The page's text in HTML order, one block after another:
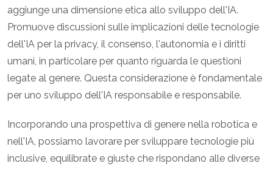
aggiunge una dimensione etica allo sviluppo dell'IA.
Promuove discussioni sulle implicazioni delle tecnologie
dell'IA per la privacy, il consenso, l'autonomia e i diritti
umani, in particolare per quanto riguarda le questioni
legate al genere. Questa considerazione è fondamentale
per uno sviluppo dell'IA responsabile e responsabile.
Incorporando una prospettiva di genere nella robotica e
nell'IA, possiamo lavorare per sviluppare tecnologie più
inclusive, equilibrate e giuste che rispondano alle diverse